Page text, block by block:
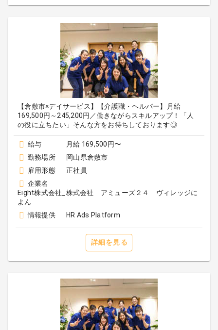
【倉敷市×デイサービス】【介護職・ヘルパー】月給
169,500円～245,200円／働きながらスキルアップ！「人
の役に立ちたい」そんな方をお待ちしております◎
給与
月給 169,500円〜
勤務場所
岡山県倉敷市
雇用形態
正社員
企業名
Eight株式会社_株式会社 アミューズ２４ ヴィレッジに
よん
情報提供
HR Ads Platform
詳細を見る